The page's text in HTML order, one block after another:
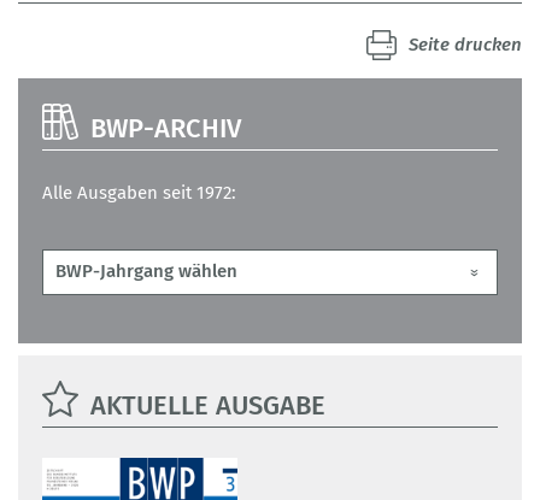
Seite drucken
BWP-ARCHIV
Alle Ausgaben seit 1972:
AKTUELLE AUSGABE